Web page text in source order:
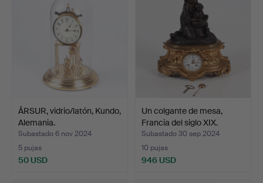
ÅRSUR, vidrio/latón, Kundo,
Alemania.
Subastado 6 nov 2024
5 pujas
50 USD
Un colgante de mesa,
Francia del siglo XIX.
Subastado 30 sep 2024
10 pujas
946 USD